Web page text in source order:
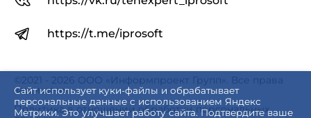
Сайт использует куки-файлы и обрабатывает
персональные данные с использованием Яндекс
Метрики. Это улучшает работу сайта. Подтвердите ваше
https://t.me/iprosoft
©2021 - 2026 ООО «Информпроект Групп». Все права
защищены.
Политика в отношении обработки персональных